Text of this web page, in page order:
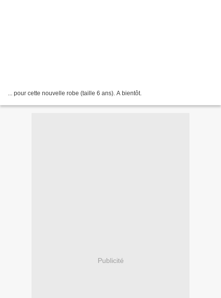
... pour cette nouvelle robe (taille 6 ans). A bientôt.
Publicité